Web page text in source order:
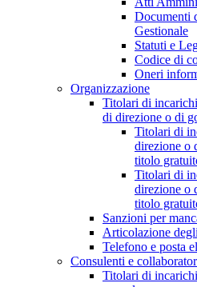
Documenti
Gestionale
Statuti e
Codice di
Oneri
Organizzazione
Titolari di
di direzione o di
Titolari di
direzione o
titolo
Titolari di
direzione o
titolo
Sanzioni per
Articolazione
Telefono e posta
Consulenti e
Titolari di